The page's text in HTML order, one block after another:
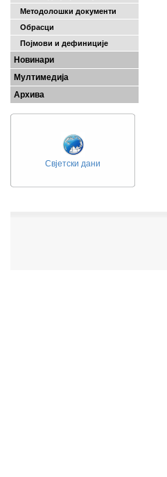
Методолошки документи
Обрасци
Појмови и дефиниције
Новинари
Мултимедија
Архива
Свјетски дани